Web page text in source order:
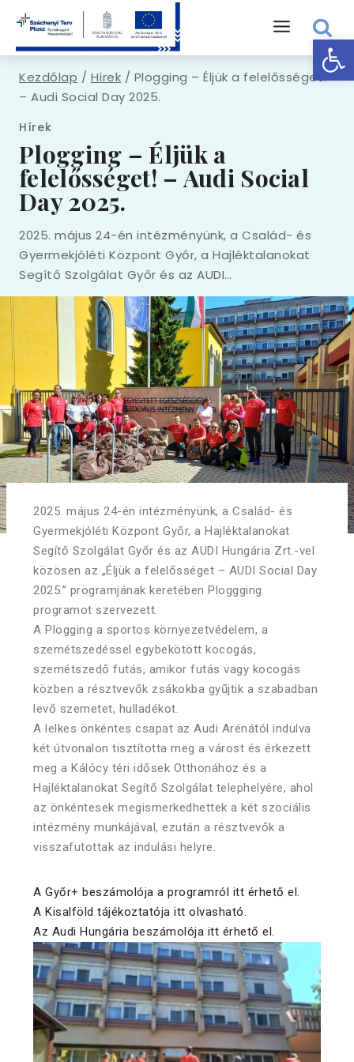
Kezdőlap / Hírek / Plogging – Éljük a felelősséget!
– Audi Social Day 2025.
Hírek
Plogging – Éljük a
felelősséget! – Audi Social
Day 2025.
2025. május 24-én intézményünk, a Család- és
Gyermekjóléti Központ Győr, a Hajléktalanokat
Segítő Szolgálat Győr és az AUDI…
2025. május 24-én intézményünk, a Család- és
Gyermekjóléti Központ Győr, a Hajléktalanokat
Segítő Szolgálat Győr és az AUDI Hungária Zrt.-vel
közösen az „Éljük a felelősséget – AUDI Social Day
2025.” programjának keretében Ploggging
programot szervezett.
A Plogging a sportos környezetvédelem, a
szemétszedéssel egybekötött kocogás,
szemétszedő futás, amikor futás vagy kocogás
közben a résztvevők zsákokba gyűjtik a szabadban
levő szemetet, hulladékot.
A lelkes önkéntes csapat az Audi Arénától indulva
két útvonalon tisztította meg a várost és érkezett
meg a Kálócy téri idősek Otthonához és a
Hajléktalanokat Segítő Szolgálat telephelyére, ahol
az önkéntesek megismerkedhettek a két szociális
intézmény munkájával, ezután a résztvevők a
visszafutottak az indulási helyre.
A Győr+ beszámolója a programról itt érhető el.
A Kisalföld tájékoztatója itt olvasható.
Az Audi Hungária beszámolója itt érhető el.